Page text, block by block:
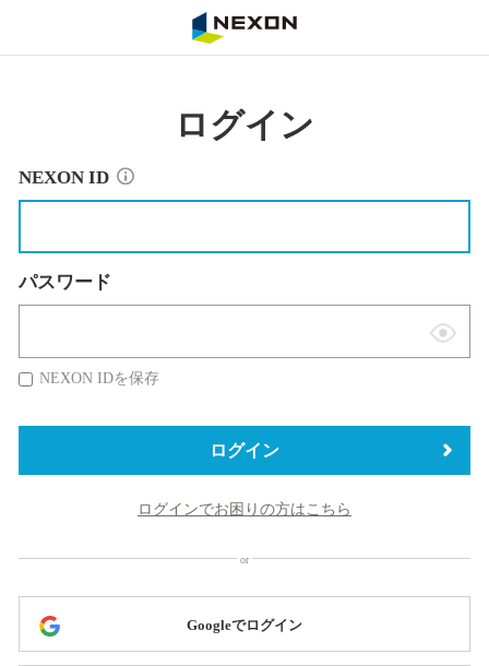
ログイン
NEXON ID
パスワード
表
替
NEXON IDを保存
ログイン
ログインでお困りの方はこちら
Googleでログイン